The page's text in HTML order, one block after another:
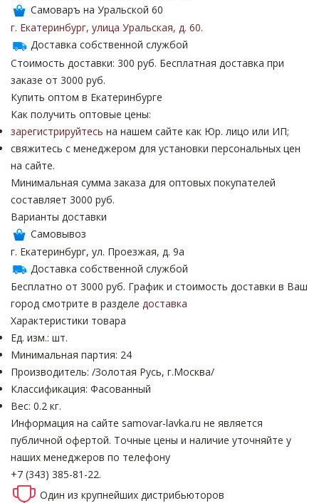
Самоваръ на Уральской 60
г. Екатеринбург, улица Уральская, д. 60.
Доставка собственной службой
Стоимость доставки: 300 руб. Бесплатная доставка при
заказе от 3000 руб.
Купить оптом в Екатеринбурге
Как получить оптовые цены:
зарегистрируйтесь на нашем сайте как Юр. лицо или ИП;
свяжитесь с менеджером для установки персональных цен
на сайте.
Минимальная сумма заказа для оптовых покупателей
составляет 3000 руб.
Варианты доставки
Самовывоз
г. Екатеринбург, ул. Проезжая, д. 9а
Доставка собственной службой
Бесплатно от 3000 руб. График и стоимость доставки в Ваш
город смотрите в разделе доставка
Характеристики товара
Ед. изм.: шт.
Минимальная партия: 24
Производитель: /Золотая Русь, г.Москва/
Классификация: Фасованный
Вес: 0.2 кг.
Информация на сайте samovar-lavka.ru не является
публичной офертой. Точные цены и наличие уточняйте у
наших менеджеров по телефону
+7 (343) 385-81-22.
Один из крупнейших дистрибьюторов